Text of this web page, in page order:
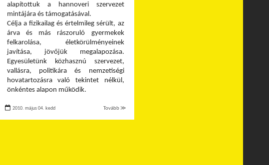
alapítottuk a hannoveri szervezet
mintájára és támogatásával.
Célja a fizikailag és értelmileg sérült, az
árva és más rászoruló gyermekek
felkarolása, életkörülményeinek
javítása, jövőjük megalapozása.
Egyesületünk közhasznú szervezet,
vallásra, politikára és nemzetiségi
hovatartozásra való tekintet nélkül,
önkéntes alapon működik.
2010. május 04. kedd Tovább ≫